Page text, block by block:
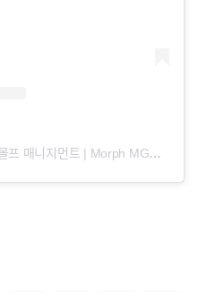
Una publicación compartida de 몰프 매니지먼트 | Morph MGMT (@morphmgmt)